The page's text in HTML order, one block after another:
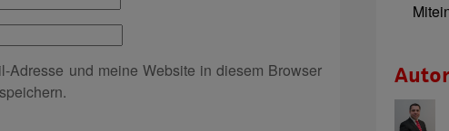
Adresse und meine Website in diesem Browser